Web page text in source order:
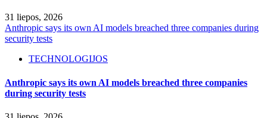
31 liepos, 2026
Anthropic says its own AI models breached three companies during
security tests
TECHNOLOGIJOS
Anthropic says its own AI models breached three companies
during security tests